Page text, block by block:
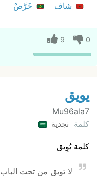
شاف
خَرَّصْ
0
9
يويق
Mu96ala7
كلمة نجدية
كلمة يُوِيق
لا تويق من تحت الباب